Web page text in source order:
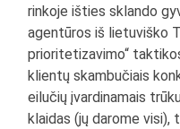
rinkoje išties sklando
agentūros iš lietuviško
prioritetizavimo“
klientų skambučiais
eilučių įvardinamais
klaidas (jų darome